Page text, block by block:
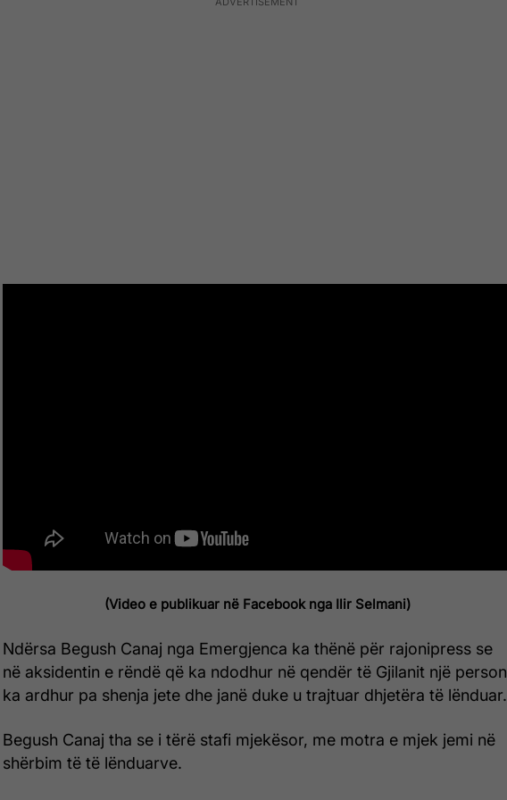
(Video e publikuar në Facebook nga Ilir Selmani)
Ndërsa Begush Canaj nga Emergjenca ka thënë për rajonipress se
në aksidentin e rëndë që ka ndodhur në qendër të Gjilanit një person
ka ardhur pa shenja jete dhe janë duke u trajtuar dhjetëra të lënduar.
Begush Canaj tha se i tërë stafi mjekësor, me motra e mjek jemi në
shërbim të të lënduarve.